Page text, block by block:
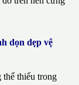
dọn dẹp vệ
thể thiếu trong